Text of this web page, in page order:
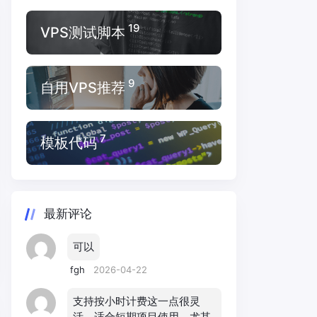
VPS测试脚本 19
自用VPS推荐 9
模板代码 7
最新评论
可以
fgh 2026-04-22
支持按小时计费这一点很灵